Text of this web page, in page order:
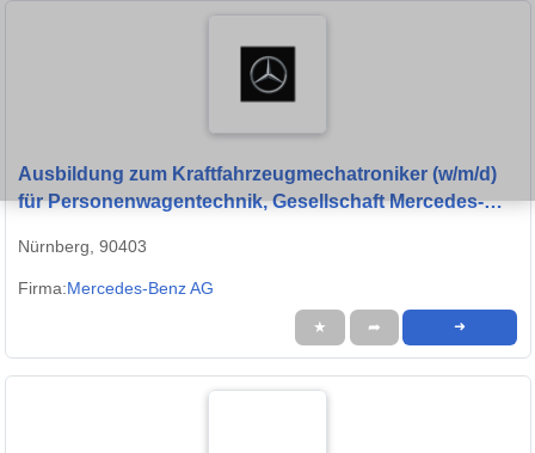
Ausbildung zum Kraftfahrzeugmechatroniker (w/m/d)
für Personenwagentechnik, Gesellschaft Mercedes-
01.09.2027
Nürnberg, 90403
Firma:Mercedes-Benz AG
★ ➦ ➜